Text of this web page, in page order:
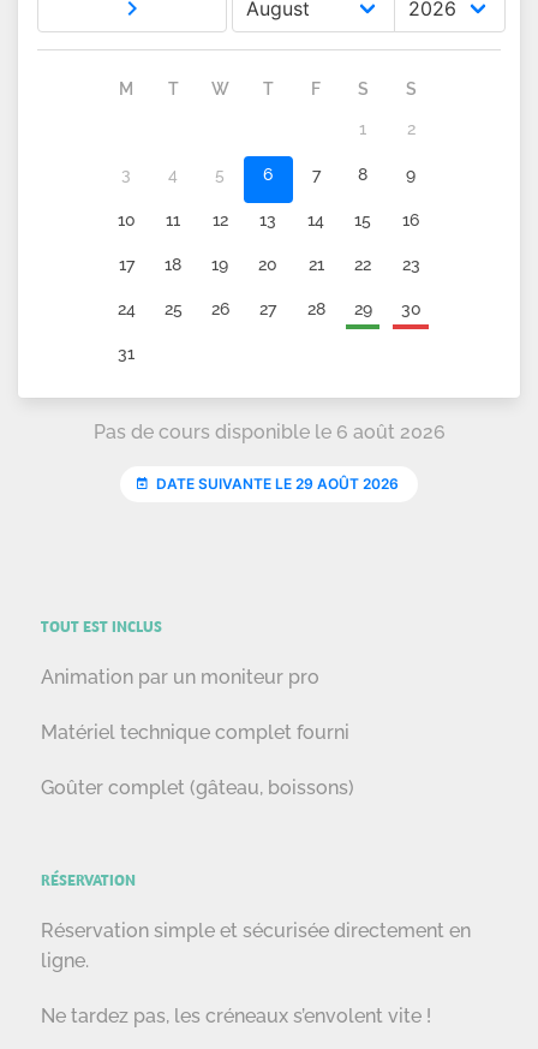
TOUT EST INCLUS
Animation par un moniteur pro
Matériel technique complet fourni
Goûter complet (gâteau, boissons)
RÉSERVATION
Réservation simple et sécurisée directement en
ligne.
Ne tardez pas, les créneaux s’envolent vite !